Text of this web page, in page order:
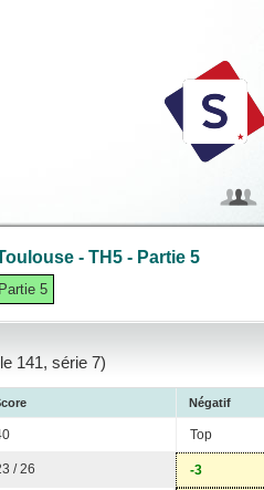
- TH5 - Partie 5
Partie 5
141, série 7)
Négatif
Top
/ 26 -3